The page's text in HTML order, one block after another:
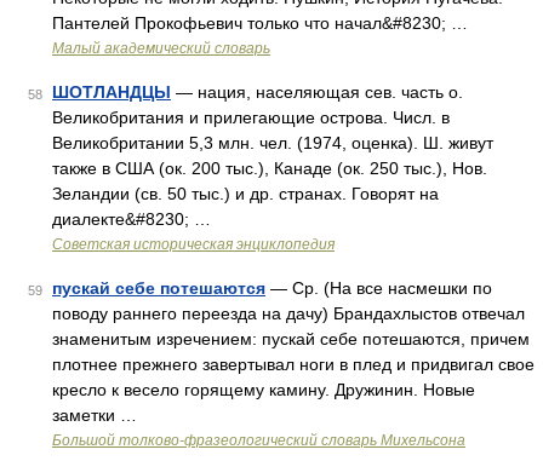
Пантелей Прокофьевич только что начал&#8230; …
Малый академический словарь
58 ШОТЛАНДЦЫ — нация, населяющая сев. часть о.
Великобритания и прилегающие острова. Числ. в
Великобритании 5,3 млн. чел. (1974, оценка). Ш. живут
также в США (ок. 200 тыс.), Канаде (ок. 250 тыс.), Нов.
Зеландии (св. 50 тыс.) и др. странах. Говорят на
диалекте&#8230; …
Советская историческая энциклопедия
59 пускай себе потешаются — Ср. (На все насмешки по
поводу раннего переезда на дачу) Брандахлыстов отвечал
знаменитым изречением: пускай себе потешаются, причем
плотнее прежнего завертывал ноги в плед и придвигал свое
кресло к весело горящему камину. Дружинин. Новые
заметки …
Большой толково-фразеологический словарь Михельсона